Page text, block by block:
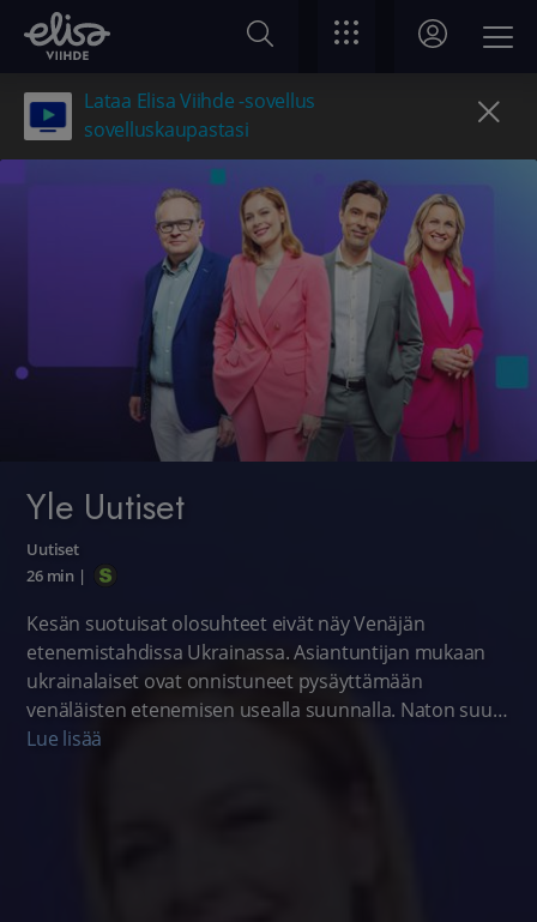
Lataa Elisa Viihde -sovellus
sovelluskaupastasi
Yle Uutiset
Uutiset
26 min|
Kesän suotuisat olosuhteet eivät näy Venäjän
etenemistahdissa Ukrainassa. Asiantuntijan mukaan
ukrainalaiset ovat onnistuneet pysäyttämään
venäläisten etenemisen usealla suunnalla. Naton suuri
miehittämätön tiedustelukone lentää parhaillaan
Lue lisää